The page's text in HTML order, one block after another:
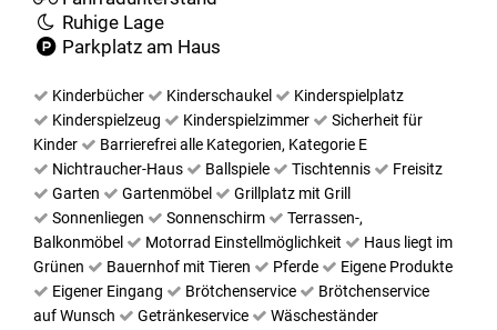
Ruhige Lage
Parkplatz am Haus
Kinderbücher Kinderschaukel
Kinderspielplatz
Kinderspielzeug
Kinderspielzimmer
Sicherheit für
Kinder
Barrierefrei alle Kategorien, Kategorie E
Nichtraucher-Haus
Ballspiele Tischtennis
Freisitz
Garten
Gartenmöbel
Grillplatz mit Grill
Sonnenliegen
Sonnenschirm
Terrassen-,
Balkonmöbel
Motorrad Einstellmöglichkeit
Haus liegt im
Grünen
Bauernhof mit Tieren Pferde
Eigene Produkte
Eigener Eingang
Brötchenservice
Brötchenservice
auf Wunsch
Getränkeservice
Wäscheständer